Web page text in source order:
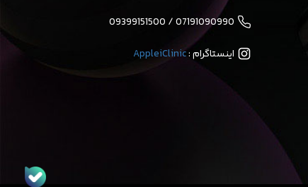
07191090990 / 09399151500
اینستاگرام :AppleiClinic